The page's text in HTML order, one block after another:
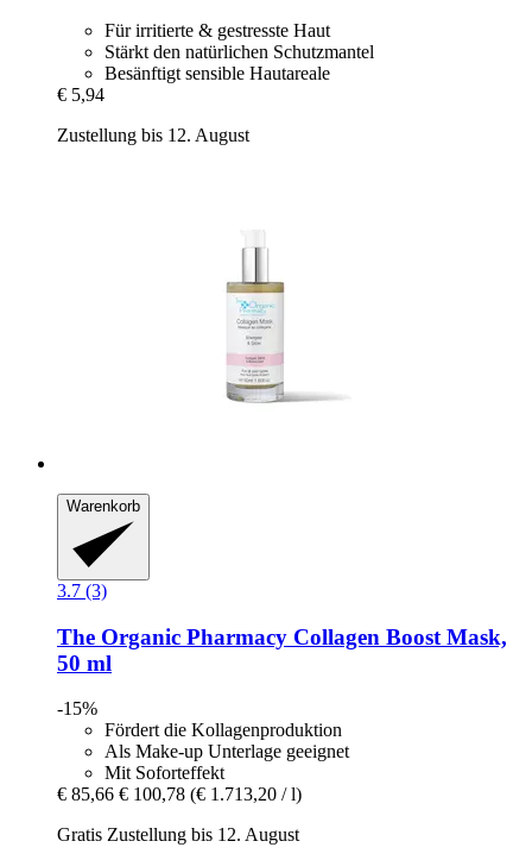
Für irritierte & gestresste Haut
Stärkt den natürlichen Schutzmantel
Besänftigt sensible Hautareale
€ 5,94
Zustellung bis 12. August
Warenkorb
3.7 (3)
The Organic Pharmacy Collagen Boost Mask,
50 ml
-15%
Fördert die Kollagenproduktion
Als Make-up Unterlage geeignet
Mit Soforteffekt
€ 85,66 € 100,78 (€ 1.713,20 / l)
Gratis Zustellung bis 12. August